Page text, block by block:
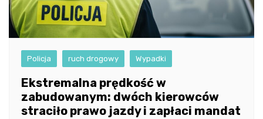
Policja ruch drogowy Wypadki
Ekstremalna prędkość w
zabudowanym: dwóch kierowców
straciło prawo jazdy i zapłaci mandat